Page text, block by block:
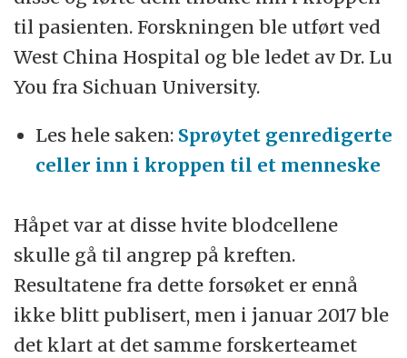
til pasienten. Forskningen ble utført ved
West China Hospital og ble ledet av Dr. Lu
You fra Sichuan University.
Les hele saken: Sprøytet genredigerte
celler inn i kroppen til et menneske
Håpet var at disse hvite blodcellene
skulle gå til angrep på kreften.
Resultatene fra dette forsøket er ennå
ikke blitt publisert, men i januar 2017 ble
det klart at det samme forskerteamet